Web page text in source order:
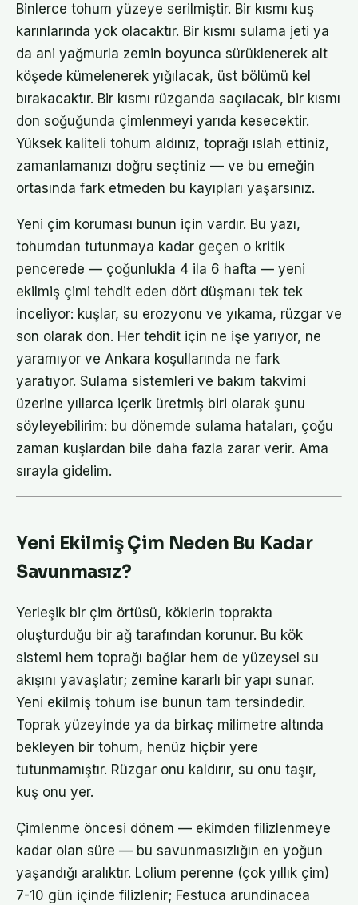
Binlerce tohum yüzeye serilmiştir. Bir kısmı kuş
karınlarında yok olacaktır. Bir kısmı sulama jeti ya
da ani yağmurla zemin boyunca sürüklenerek alt
köşede kümelenerek yığılacak, üst bölümü kel
bırakacaktır. Bir kısmı rüzganda saçılacak, bir kısmı
don soğuğunda çimlenmeyi yarıda kesecektir.
Yüksek kaliteli tohum aldınız, toprağı ıslah ettiniz,
zamanlamanızı doğru seçtiniz — ve bu emeğin
ortasında fark etmeden bu kayıpları yaşarsınız.
Yeni çim koruması bunun için vardır. Bu yazı,
tohumdan tutunmaya kadar geçen o kritik
pencerede — çoğunlukla 4 ila 6 hafta — yeni
ekilmiş çimi tehdit eden dört düşmanı tek tek
inceliyor: kuşlar, su erozyonu ve yıkama, rüzgar ve
son olarak don. Her tehdit için ne işe yarıyor, ne
yaramıyor ve Ankara koşullarında ne fark
yaratıyor. Sulama sistemleri ve bakım takvimi
üzerine yıllarca içerik üretmiş biri olarak şunu
söyleyebilirim: bu dönemde sulama hataları, çoğu
zaman kuşlardan bile daha fazla zarar verir. Ama
sırayla gidelim.
Yeni Ekilmiş Çim Neden Bu Kadar
Savunmasız?
Yerleşik bir çim örtüsü, köklerin toprakta
oluşturduğu bir ağ tarafından korunur. Bu kök
sistemi hem toprağı bağlar hem de yüzeysel su
akışını yavaşlatır; zemine kararlı bir yapı sunar.
Yeni ekilmiş tohum ise bunun tam tersindedir.
Toprak yüzeyinde ya da birkaç milimetre altında
bekleyen bir tohum, henüz hiçbir yere
tutunmamıştır. Rüzgar onu kaldırır, su onu taşır,
kuş onu yer.
Çimlenme öncesi dönem — ekimden filizlenmeye
kadar olan süre — bu savunmasızlığın en yoğun
yaşandığı aralıktır. Lolium perenne (çok yıllık çim)
7-10 gün içinde filizlenir; Festuca arundinacea